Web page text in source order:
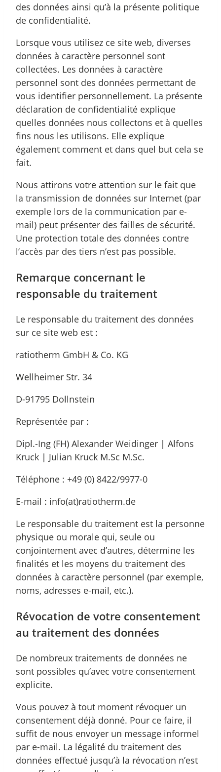
des données ainsi qu’à la présente politique
de confidentialité.
Lorsque vous utilisez ce site web, diverses
données à caractère personnel sont
collectées. Les données à caractère
personnel sont des données permettant de
vous identifier personnellement. La présente
déclaration de confidentialité explique
quelles données nous collectons et à quelles
fins nous les utilisons. Elle explique
également comment et dans quel but cela se
fait.
Nous attirons votre attention sur le fait que
la transmission de données sur Internet (par
exemple lors de la communication par e-
mail) peut présenter des failles de sécurité.
Une protection totale des données contre
l’accès par des tiers n’est pas possible.
Remarque concernant le
responsable du traitement
Le responsable du traitement des données
sur ce site web est :
ratiotherm GmbH & Co. KG
Wellheimer Str. 34
D-91795 Dollnstein
Représentée par :
Dipl.-Ing (FH) Alexander Weidinger | Alfons
Kruck | Julian Kruck M.Sc M.Sc.
Téléphone : +49 (0) 8422/9977-0
E-mail : info(at)ratiotherm.de
Le responsable du traitement est la personne
physique ou morale qui, seule ou
conjointement avec d’autres, détermine les
finalités et les moyens du traitement des
données à caractère personnel (par exemple,
noms, adresses e-mail, etc.).
Révocation de votre consentement
au traitement des données
De nombreux traitements de données ne
sont possibles qu’avec votre consentement
explicite.
Vous pouvez à tout moment révoquer un
consentement déjà donné. Pour ce faire, il
suffit de nous envoyer un message informel
par e-mail. La légalité du traitement des
données effectué jusqu’à la révocation n’est